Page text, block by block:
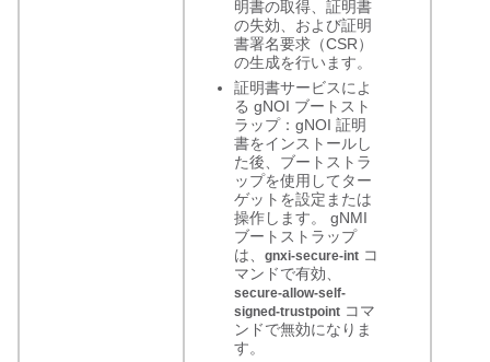
明書の取得、証明書
の失効、および証明
書署名要求（CSR）
の生成を行います。
証明書サービスによ
る gNOI ブートスト
ラップ：gNOI 証明
書をインストールし
た後、ブートストラ
ップを使用してター
ゲットを設定または
操作します。 gNMI
ブートストラップ
は、 gnxi-secure-int コ
マンドで有効、
secure-allow-self-
signed-trustpoint コマ
ンドで無効になりま
す。